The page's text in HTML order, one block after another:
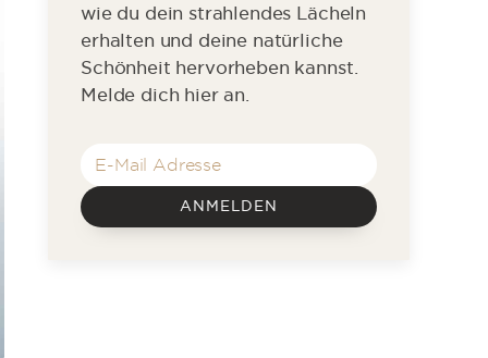
wie du dein strahlendes Lächeln
erhalten und deine natürliche
Schönheit hervorheben kannst.
Melde dich hier an.
ANMELDEN